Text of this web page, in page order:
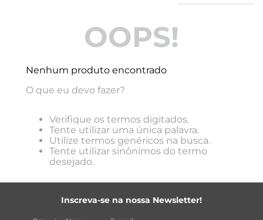
OOPS!
Nenhum produto encontrado
O que eu devo fazer?
Verifique os termos digitados.
Tente utilizar uma única palavra.
Utilize termos genéricos na busca.
Tente utilizar sinônimos do termo
desejado.
Inscreva-se na nossa Newsletter!